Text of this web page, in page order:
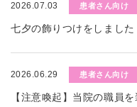
2026.07.03 患者さん向け
七夕の飾りつけをしました
2026.06.29 患者さん向け
【注意喚起】当院の職員